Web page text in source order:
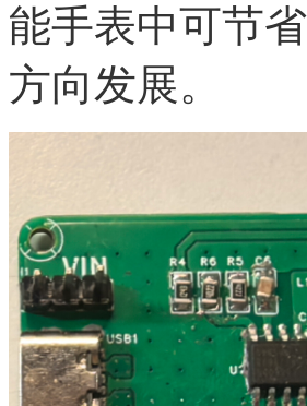
能手表中可节
方向发展。